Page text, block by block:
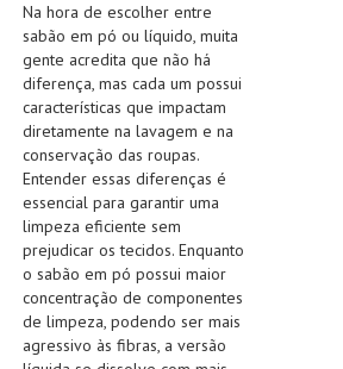
Na hora de escolher entre
sabão em pó ou líquido, muita
gente acredita que não há
diferença, mas cada um possui
características que impactam
diretamente na lavagem e na
conservação das roupas.
Entender essas diferenças é
essencial para garantir uma
limpeza eficiente sem
prejudicar os tecidos. Enquanto
o sabão em pó possui maior
concentração de componentes
de limpeza, podendo ser mais
agressivo às fibras, a versão